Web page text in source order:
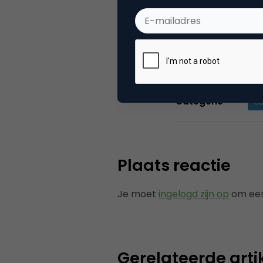
associaties.
Shopper
Categorie
Plaats reactie
Je moet ingelogd zijn op om
Gerelateerde